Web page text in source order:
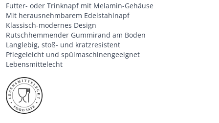
Futter- oder Trinknapf mit Melamin-Gehäuse
Mit herausnehmbarem Edelstahlnapf
Klassisch-modernes Design
Rutschhemmender Gummirand am Boden
Langlebig, stoß- und kratzresistent
Pflegeleicht und spülmaschinengeeignet
Lebensmittelecht